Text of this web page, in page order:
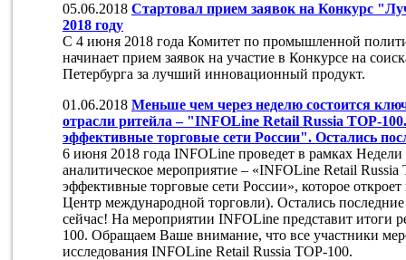
05.06.2018 Стартовал прием заявок на Конкурс
2018 году
С 4 июня 2018 года Комитет по промышленной
начинает прием заявок на участие в Конкурсе на
Петербурга за лучший инновационный продукт.
01.06.2018 Меньше чем через неделю состоится
отрасли ритейла – "INFOLine Retail Russia TOP-
эффективные торговые сети России". Остались
6 июня 2018 года INFOLine проведет в рамках Недели
аналитическое мероприятие – «INFOLine Retail
эффективные торговые сети России», которое
Центр международной торговли). Остались последние
сейчас! На мероприятии INFOLine представит итоги
100. Обращаем Ваше внимание, что все участники
исследования INFOLine Retail Russia TOP-100.